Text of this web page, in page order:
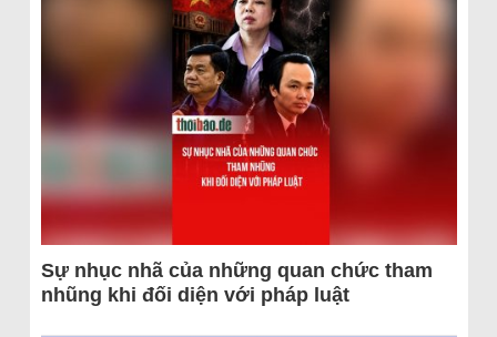
Sự nhục nhã của những quan chức tham
nhũng khi đối diện với pháp luật